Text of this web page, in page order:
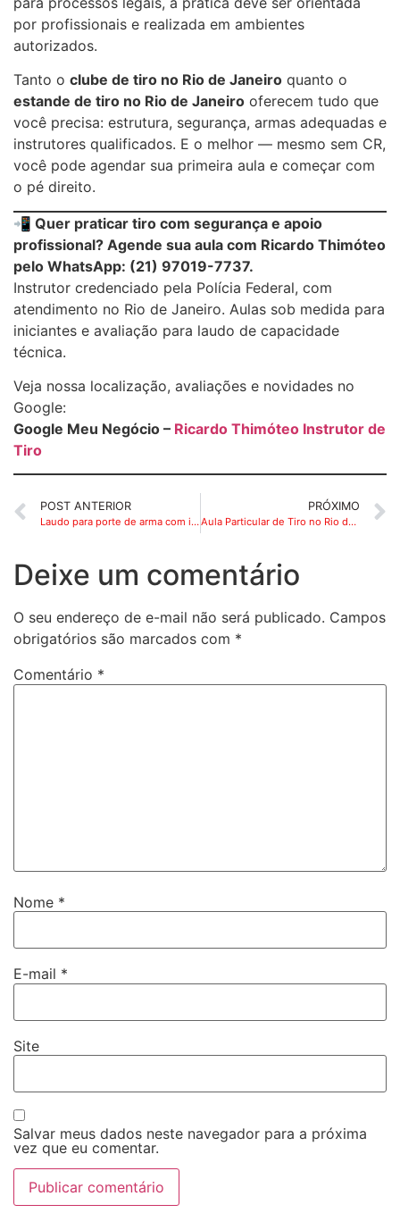
por profissionais e realizada em ambientes
autorizados.
Tanto o clube de tiro no Rio de Janeiro quanto o
estande de tiro no Rio de Janeiro oferecem tudo que
você precisa: estrutura, segurança, armas adequadas e
instrutores qualificados. E o melhor — mesmo sem CR,
você pode agendar sua primeira aula e começar com
o pé direito.
📲 Quer praticar tiro com segurança e apoio
profissional? Agende sua aula com Ricardo Thimóteo
pelo WhatsApp: (21) 97019-7737.
Instrutor credenciado pela Polícia Federal, com
atendimento no Rio de Janeiro. Aulas sob medida para
iniciantes e avaliação para laudo de capacidade
técnica.
Veja nossa localização, avaliações e novidades no
Google:
Google Meu Negócio – Ricardo Thimóteo Instrutor de
Tiro
POST ANTERIOR
Laudo para porte de arma com instrutor credenciado RJ: saiba como obter o documento no Rio de Janeiro
PRÓXIMO
Aula Particular de Tiro no Rio de Janeiro: Treinamento Personalizado com Instrutor Credenciado
Deixe um comentário
O seu endereço de e-mail não será publicado. Campos
obrigatórios são marcados com *
Comentário *
Nome *
E-mail *
Site
Salvar meus dados neste navegador para a próxima
vez que eu comentar.